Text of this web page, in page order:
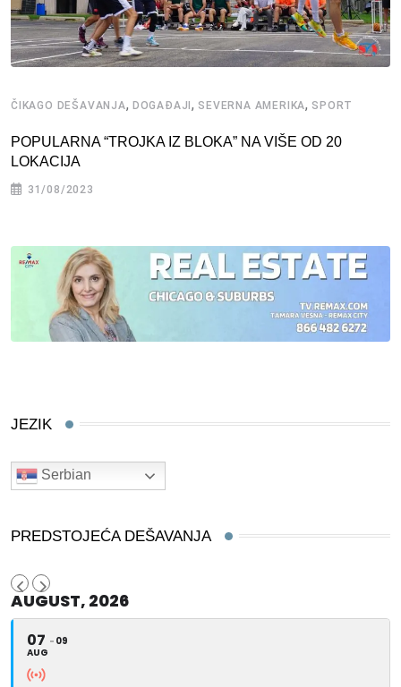
ČIKAGO DEŠAVANJA, DOGAĐAJI, SEVERNA AMERIKA, SPORT
POPULARNA “TROJKA IZ BLOKA” NA VIŠE OD 20
LOKACIJA
31/08/2023
JEZIK
Serbian
PREDSTOJEĆA DEŠAVANJA
AUGUST, 2026
07
AUG
09